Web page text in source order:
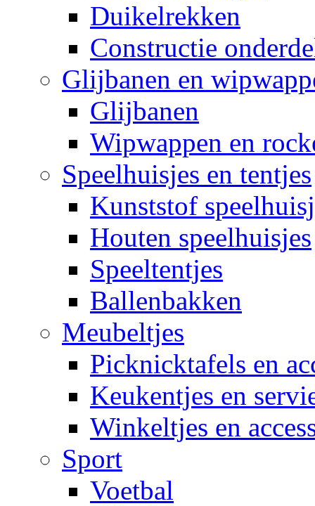
Duikelrekken
Constructie
Glijbanen en
Glijbanen
Wipwappen en
Speelhuisjes en tentjes
Kunststof
Houten speelhuisjes
Speeltentjes
Ballenbakken
Meubeltjes
Picknicktafels en
Keukentjes en
Winkeltjes en
Sport
Voetbal